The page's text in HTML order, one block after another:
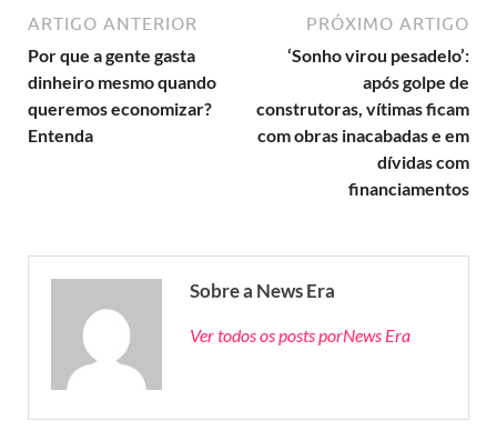
ARTIGO ANTERIOR
Por que a gente gasta
dinheiro mesmo quando
queremos economizar?
Entenda
PRÓXIMO ARTIGO
‘Sonho virou pesadelo’:
após golpe de
construtoras, vítimas ficam
com obras inacabadas e em
dívidas com
financiamentos
Sobre a News Era
Ver todos os posts porNews Era